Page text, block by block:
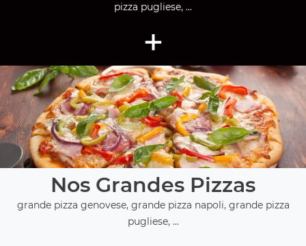
pizza pugliese, ...
+
Nos Grandes Pizzas
grande pizza genovese, grande pizza napoli, grande pizza
pugliese, ...